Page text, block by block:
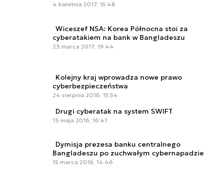
4 kwietnia 2017, 15:48
Wiceszef NSA: Korea Północna stoi za
cyberatakiem na bank w Bangladeszu
23 marca 2017, 19:44
Kolejny kraj wprowadza nowe prawo
cyberbezpieczeństwa
24 sierpnia 2016, 15:54
Drugi cyberatak na system SWIFT
13 maja 2016, 16:41
Dymisja prezesa banku centralnego
Bangladeszu po zuchwałym cybernapadzie
15 marca 2016, 14:46